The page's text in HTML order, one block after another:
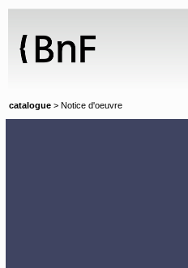
catalogue > Notice d'oeuvre